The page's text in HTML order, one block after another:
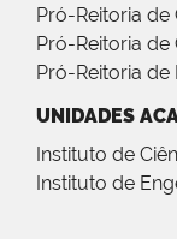
Pró-Reitoria de
Pró-Reitoria de
Pró-Reitoria
UNIDADES
Instituto de
Instituto de